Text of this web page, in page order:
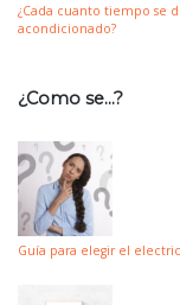
¿Cada cuanto tiempo se
acondicionado?
¿Como se…?
Guía para elegir el